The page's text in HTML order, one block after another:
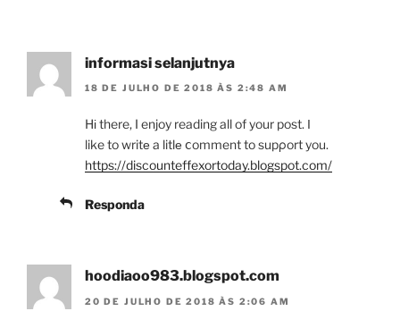
informasi selanjutnya
18 DE JULHO DE 2018 ÀS 2:48 AM
Hі there, I enjoy reading all of your post. Ӏ
like to writе a litlе ⅽomment to supρort you.
https://discounteffexortoday.blogspot.com/
Responda
hoodiaoo983.blogspot.com
20 DE JULHO DE 2018 ÀS 2:06 AM